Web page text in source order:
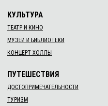
КУЛЬТУРА
ТЕАТР И КИНО
МУЗЕИ И БИБЛИОТЕКИ
КОНЦЕРТ-ХОЛЛЫ
ПУТЕШЕСТВИЯ
ДОСТОПРИМЕЧАТЕЛЬНОСТИ
ТУРИЗМ